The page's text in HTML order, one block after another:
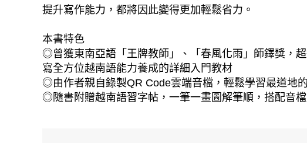
提升寫作能力，都將因此變得更加輕鬆省力。
本書特色
◎曾獲東南亞語「王牌教師」、「春風化雨」師鐸獎，
寫全方位越南語能力養成的詳細入門教材
◎由作者親自錄製QR Code雲端音檔，輕鬆學習最道地
◎隨書附贈越南語習字帖，一筆一畫圖解筆順，搭配音